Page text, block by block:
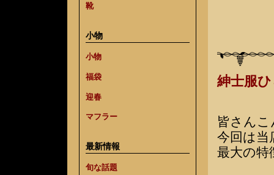
靴
小物
小物
福袋
迎春
マフラー
最新情報
旬な話題
紳士服
皆さん
今回は当
最大の特